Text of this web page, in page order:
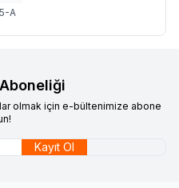
A
olmak için e-bültenimize abone
Kayıt Ol